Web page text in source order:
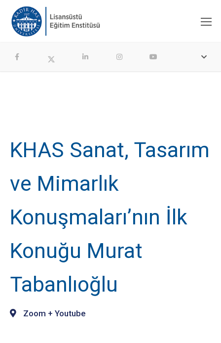
KHAS Sanat, Tasarım
ve Mimarlık
Konuşmaları’nın İlk
Konuğu Murat
Tabanlıoğlu
Zoom + Youtube